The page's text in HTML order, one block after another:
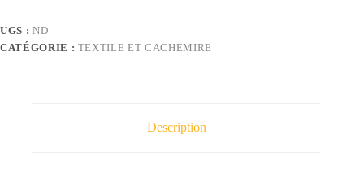
UGS : ND
CATÉGORIE : TEXTILE ET CACHEMIRE
Description